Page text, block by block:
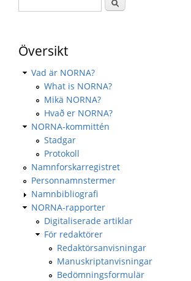
Översikt
Vad är NORNA?
What is NORNA?
Mikä NORNA?
Hvað er NORNA?
NORNA-kommittén
Stadgar
Protokoll
Namnforskarregistret
Personnamnstermer
Namnbibliografi
NORNA-rapporter
Digitaliserade artiklar
För redaktörer
Redaktörsanvisningar
Manuskriptanvisningar
Bedömningsformulär